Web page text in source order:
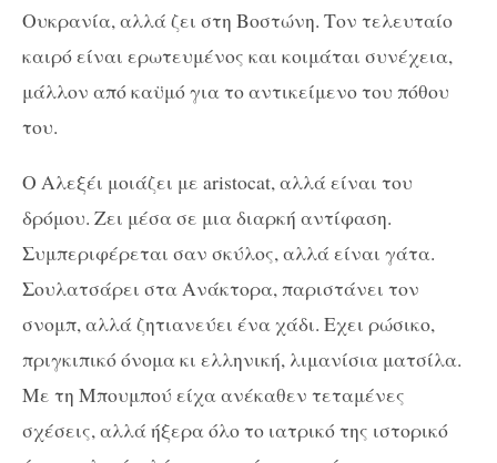
Ουκρανία, αλλά ζει στη Βοστώνη. Τον τελευταίο
καιρό είναι ερωτευμένος και κοιμάται συνέχεια,
μάλλον από καϋμό για το αντικείμενο του πόθου
του.
Ο Αλεξέι μοιάζει με aristocat, αλλά είναι του
δρόμου. Ζει μέσα σε μια διαρκή αντίφαση.
Συμπεριφέρεται σαν σκύλος, αλλά είναι γάτα.
Σουλατσάρει στα Ανάκτορα, παριστάνει τον
σνομπ, αλλά ζητιανεύει ένα χάδι. Εχει ρώσικο,
πριγκιπικό όνομα κι ελληνική, λιμανίσια ματσίλα.
Με τη Μπουμπού είχα ανέκαθεν τεταμένες
σχέσεις, αλλά ήξερα όλο το ιατρικό της ιστορικό